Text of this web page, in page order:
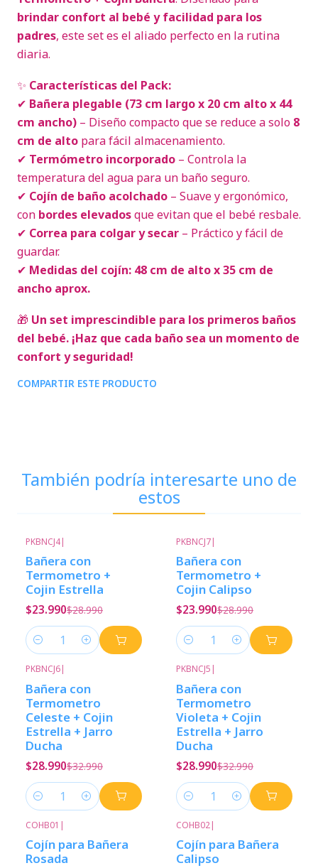
brindar confort al bebé y facilidad para los
padres, este set es el aliado perfecto en la rutina
diaria.
✨ Características del Pack:
✔ Bañera plegable (73 cm largo x 20 cm alto x 44
cm ancho) – Diseño compacto que se reduce a solo 8
cm de alto para fácil almacenamiento.
✔ Termómetro incorporado – Controla la
temperatura del agua para un baño seguro.
✔ Cojín de baño acolchado – Suave y ergonómico,
con bordes elevadosque evitan que el bebé resbale.
✔ Correa para colgar y secar – Práctico y fácil de
guardar.
✔ Medidas del cojín: 48 cm de alto x 35 cm de
ancho aprox.
🎁 Un set imprescindible para los primeros baños
del bebé. ¡Haz que cada baño sea un momento de
confort y seguridad!
COMPARTIR ESTE PRODUCTO
También podría interesarte uno de
estos
PKBNCJ4|
Bañera con
Termometro +
Cojin Estrella
$23.990$28.990
Cantidad
PKBNCJ7|
Bañera con
Termometro +
Cojin Calipso
$23.990$28.990
Cantidad
PKBNCJ6|
Bañera con
Termometro
Celeste + Cojin
Estrella + Jarro
Ducha
$28.990$32.990
Cantidad
PKBNCJ5 |
Bañera con
Termometro
Violeta + Cojin
Estrella + Jarro
Ducha
$28.990$32.990
Cantidad
COHB01 |
Cojín para Bañera
Rosada
COHB02|
Cojín para Bañera
Calipso